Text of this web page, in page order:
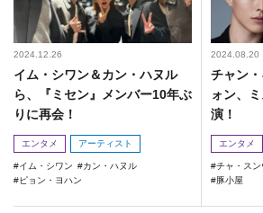
2024.12.26
イム・シワン＆カン・ハヌル
ら、『ミセン』メンバー10年ぶ
りに再会！
エンタメ アーティスト
イム・シワン
カン・ハヌル
ピョン・ヨハン
2024.08.20
チャン
ォン、
演！
エンタメ
チャ・スン
豚小屋